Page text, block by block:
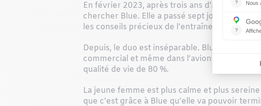
En février 2023, après trois ans d’attente, un
chercher Blue. Elle a passé sept jours en
les conseils précieux de l’entraîneure.
Depuis, le duo est inséparable. Blue
commercial et même dans l’avion ! La
qualité de vie de 80 %.
La jeune femme est plus calme et plus
que c’est grâce à Blue qu’elle va pouvoir